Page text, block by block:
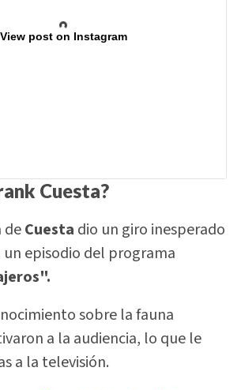
View post on Instagram
Cuesta?
deCuesta dio un giro inesperado
episodio del programa
sobre la fauna
a la audiencia, lo que le
a la televisión.